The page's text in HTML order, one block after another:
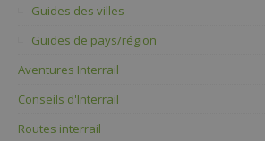
Guides des villes
Guides de pays/région
Aventures Interrail
Conseils d'Interrail
Routes interrail